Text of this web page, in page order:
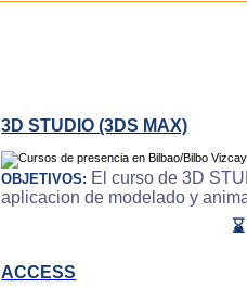
3D STUDIO (3DS MAX)
OBJETIVOS: El curso de 3D
aplicacion de modelado y
ACCESS